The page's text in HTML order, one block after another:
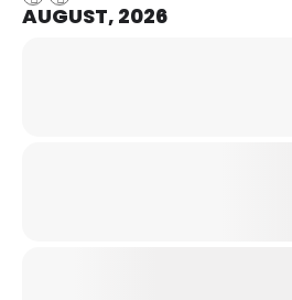
AUGUST, 2026